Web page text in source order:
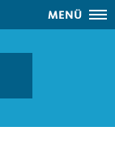
MENÜ